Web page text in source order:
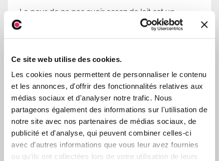
Ce site web utilise des cookies.
Les cookies nous permettent de personnaliser le contenu
et les annonces, d'offrir des fonctionnalités relatives aux
médias sociaux et d'analyser notre trafic. Nous
partageons également des informations sur l'utilisation de
notre site avec nos partenaires de médias sociaux, de
publicité et d'analyse, qui peuvent combiner celles-ci
avec d'autres informations que vous leur avez fournies
ou qu'ils ont collectées lors de votre utilisation de leurs
La peur de ne pas avoir assez de lait est un
phénomène qui touche en général les jeunes
Devenir Parents